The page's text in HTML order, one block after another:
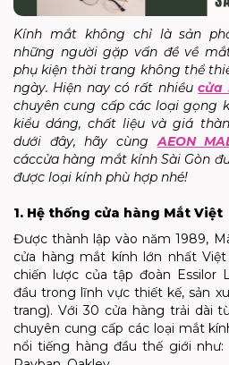
Kính mắt không chỉ là sản
những người gặp vấn đề về
phụ kiện thời trang không thể
ngày. Hiện nay có rất nhiềucửa
chuyên cung cấp các loại gọng
kiểu dáng, chất liệu và giá
dưới đây, hãy cùngAEON
cáccửa hàng mắt kính Sài Gòn
được loại kính phù hợp nhé!
1. Hệ thống cửa hàng Mắt Việt
Được thành lập vào năm 1989,
cửa hàng mắt kính lớn nhất
chiến lược của tập đoàn Essilor
đầu trong lĩnh vực thiết kế, sản
trang). Với 30 cửa hàng trải dài
chuyên cung cấp các loại mắt
nổi tiếng hàng đầu thế giới như: